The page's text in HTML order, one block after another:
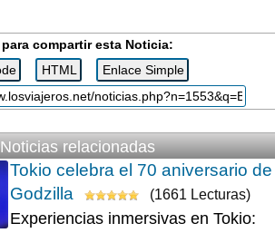
compartir esta Noticia:
Noticias relacionadas
Tokio celebra el 70 aniversario de
Godzilla
(1661 Lecturas)
Experiencias inmersivas en Tokio: